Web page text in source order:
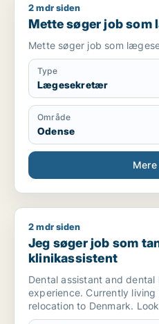
Mette søger job som
2 mdr siden
Mette søger job
Mette søger job som
Type
Lægesekretær
Område
Odense
Jeg søger job som
2 mdr siden
Jeg søger job som
klinikassistent
Dental assistant and
experience. Currently
relocation to Denmark.
employment opportunities,